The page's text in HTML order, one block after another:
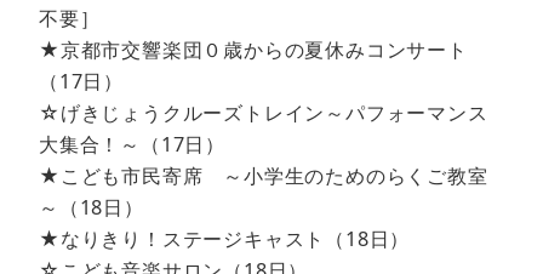
不要］
★京都市交響楽団０歳からの夏休みコンサート
（17日）
☆げきじょうクルーズトレイン～パフォーマンス
大集合！～（17日）
★こども市民寄席 ～小学生のためのらくご教室
～（18日）
★なりきり！ステージキャスト（18日）